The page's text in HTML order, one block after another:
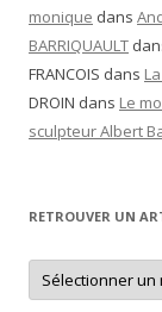
monique dans
BARRIQUAULT
FRANCOIS dans
DROIN dans Le
sculpteur Albert
RETROUVER UN
Retrouver
un
article